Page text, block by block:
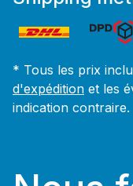
* Tous les prix
d'expédition et les
indication contraire.